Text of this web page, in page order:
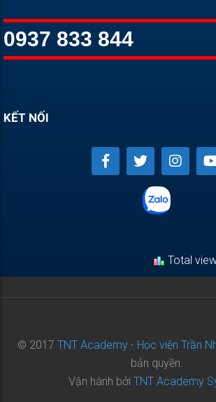
0937 833 844
KẾT NỐI
Total
© 2017 TNT Academy - Học viện Trần
bản quyền.
Vận hành bởi TNT Academy